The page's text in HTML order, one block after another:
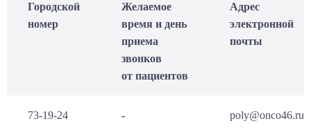
Городской
номер
Желаемое
время и день
приема
звонков
от пациентов
Адрес
электронной
почты
73-19-24 - poly@onco46.ru